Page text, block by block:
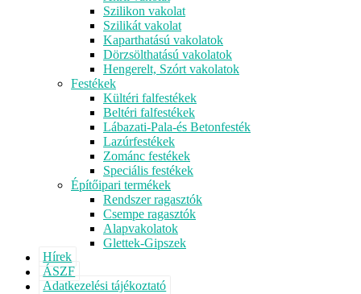
Szilikon vakolat
Szilikát vakolat
Kaparthatású vakolatok
Dörzsölthatású vakolatok
Hengerelt, Szórt vakolatok
Festékek
Kültéri falfestékek
Beltéri falfestékek
Lábazati-Pala-és Betonfesték
Lazúrfestékek
Zománc festékek
Speciális festékek
Építőipari termékek
Rendszer ragasztók
Csempe ragasztók
Alapvakolatok
Glettek-Gipszek
Hírek
ÁSZF
Adatkezelési tájékoztató